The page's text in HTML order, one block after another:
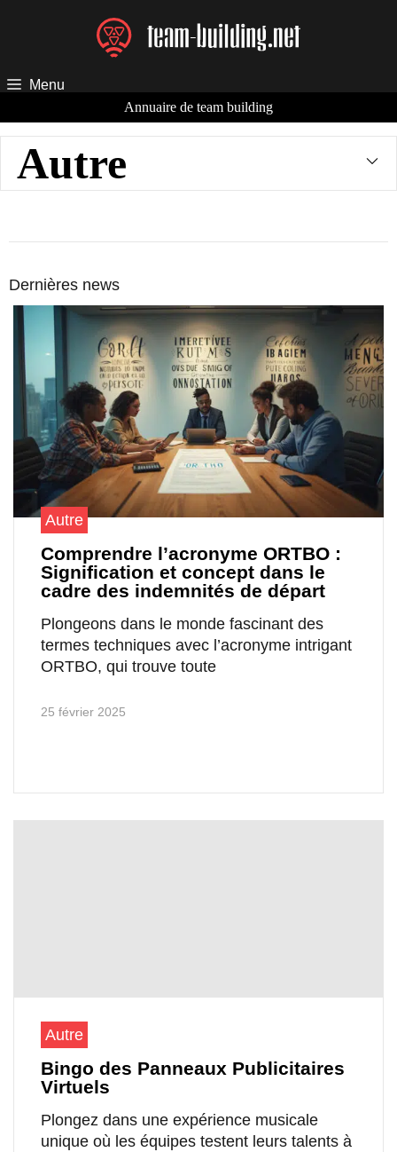
Menu
Annuaire de team building
Autre
Dernières news
Autre
Comprendre l’acronyme ORTBO :
Signification et concept dans le
cadre des indemnités de départ
Plongeons dans le monde fascinant des
termes techniques avec l’acronyme intrigant
ORTBO, qui trouve toute
25 février 2025
Autre
Bingo des Panneaux Publicitaires
Virtuels
Plongez dans une expérience musicale
unique où les équipes testent leurs talents à